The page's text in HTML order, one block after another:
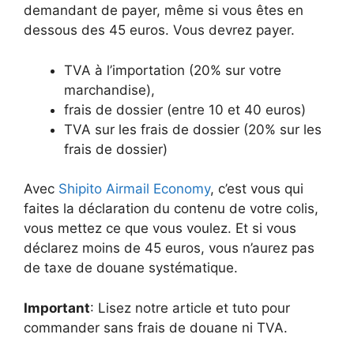
demandant de payer, même si vous êtes en
dessous des 45 euros. Vous devrez payer.
TVA à l’importation (20% sur votre
marchandise),
frais de dossier (entre 10 et 40 euros)
TVA sur les frais de dossier (20% sur les
frais de dossier)
Avec Shipito Airmail Economy, c’est vous qui
faites la déclaration du contenu de votre colis,
vous mettez ce que vous voulez. Et si vous
déclarez moins de 45 euros, vous n’aurez pas
de taxe de douane systématique.
Important: Lisez notre article et tuto pour
commander sans frais de douane ni TVA.